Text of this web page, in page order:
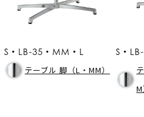
S・LB-35・MM・L
テーブル 脚（L・MM）
S・
M